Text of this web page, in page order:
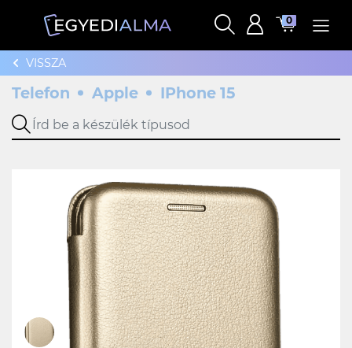
0
VISSZA
Telefon Apple IPhone 15